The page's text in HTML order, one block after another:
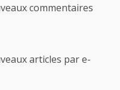
commentaires
articles par e-